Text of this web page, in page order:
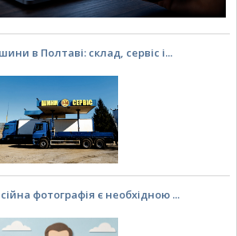
в Полтаві: склад, сервіс і...
фотографія є необхідною ...